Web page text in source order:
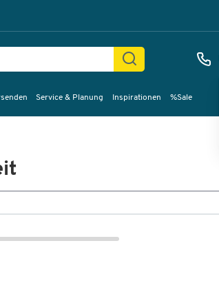
Service & Planung Inspirationen %Sale